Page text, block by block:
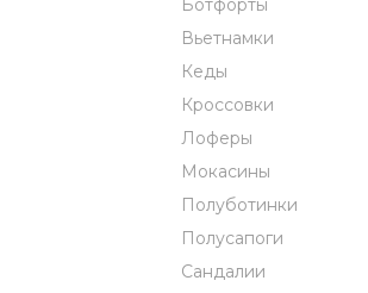
Ботфорты
Вьетнамки
Кеды
Кроссовки
Лоферы
Мокасины
Полуботинки
Полусапоги
Сандалии